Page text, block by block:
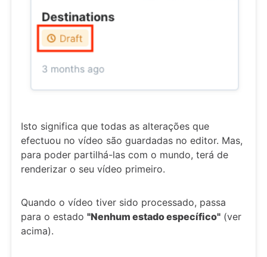
Isto significa que todas as alterações que
efectuou no vídeo são guardadas no editor. Mas,
para poder partilhá-las com o mundo, terá de
renderizar o seu vídeo primeiro.
Quando o vídeo tiver sido processado, passa
para o estado "Nenhum estado específico" (ver
acima).